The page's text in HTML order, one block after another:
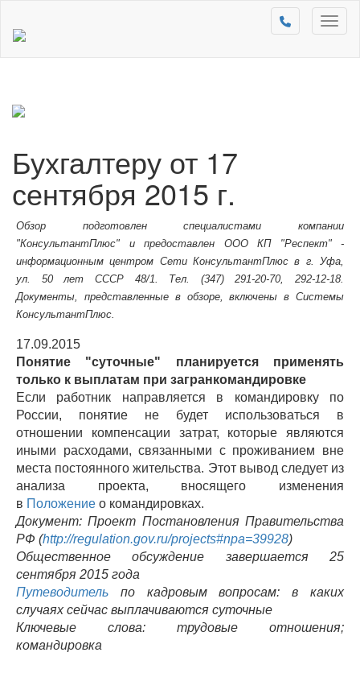
Бухгалтеру от 17
сентября 2015 г.
Обзор подготовлен специалистами компании
"КонсультантПлюс" и предоставлен ООО КП "Респект" -
информационным центром Сети КонсультантПлюс в г. Уфа,
ул. 50 лет СССР 48/1. Тел. (347) 291-20-70, 292-12-18.
Документы, представленные в обзоре, включены в Системы
КонсультантПлюс.
17.09.2015
Понятие "суточные" планируется применять
только к выплатам при загранкомандировке
Если работник направляется в командировку по
России, понятие не будет использоваться в
отношении компенсации затрат, которые являются
иными расходами, связанными с проживанием вне
места постоянного жительства. Этот вывод следует из
анализа проекта, вносящего изменения
в Положение о командировках.
Документ: Проект Постановления Правительства
РФ (http://regulation.gov.ru/projects#npa=39928)
Общественное обсуждение завершается 25
сентября 2015 года
Путеводитель по кадровым вопросам: в каких
случаях сейчас выплачиваются суточные
Ключевые слова: трудовые отношения;
командировка